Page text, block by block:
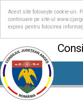
Acest site folosește cookie-uri.
continuare pe site-ul
expres pentru folosirea